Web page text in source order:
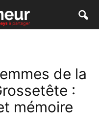
de la
:
mémoire